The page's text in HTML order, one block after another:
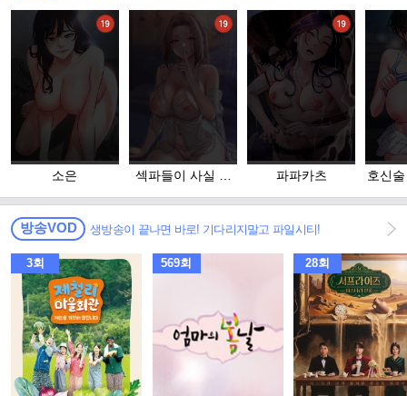
소은
섹파들이 사실 가
파파카츠
호신
방송VOD 생방송이 끝나면 바로! 기다리지말고 파일시티!
3회 569회 28회